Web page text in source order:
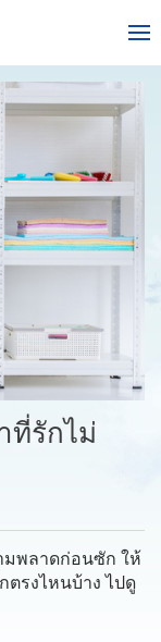
ที่รักไม่
มพลาดก่อนซัก ให้
ตรงไหนบ้าง ไปดู